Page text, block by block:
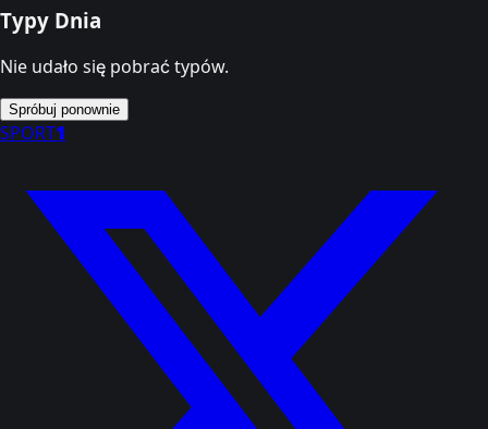
Typy Dnia
Nie udało się pobrać typów.
Spróbuj ponownie
SPORT1